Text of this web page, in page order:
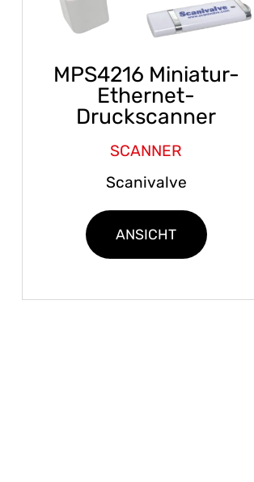
MPS4216 Miniatur-
Ethernet-
Druckscanner
SCANNER
Scanivalve
ANSICHT